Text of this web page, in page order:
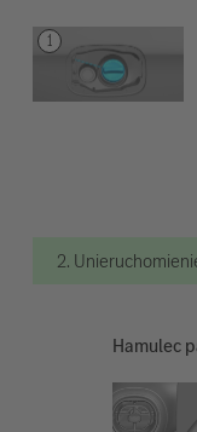
2.
Hamulec